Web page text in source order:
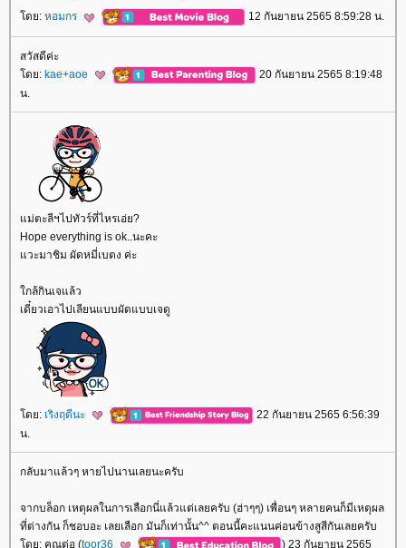
ดย: หอมกร 12 กันยายน 2565 8:59:28 น.
สวัสดีค่ะ
ดย: kae+aoe
20 กันยายน 2565 8:19:48
น.
ม่ตะลีฯไปทัวร์ที่ไหรเอ่ย?
Hope everything is ok..นะคะ
วะมาชิม ผัดหมี่เบตง ค่ะ
กล้กินเจแล้ว
เดี๋ยวเอาไปเลียนแบบผัดแบบเจดู
ดย: เริงฤดีนะ
22 กันยายน 2565 6:56:39
น.
กลับมาแล้วๆ หายไปนานเลยนะครับ
จากบล็อก เหตุผลในการเลือกนี่แล้วแต่เลยครับ (ฮ่าๆๆ) เพื่อนๆ หลายคนก็มีเหตุผล
ที่ต่างกัน ก็ชอบอะ เลยเลือก มันก็เท่านั้น^^ ตอนนี้คะแนนค่อนข้างสูสีกันเลยครับ
ดย: คุณต่อ (toor36 ) 23 กันยายน 2565